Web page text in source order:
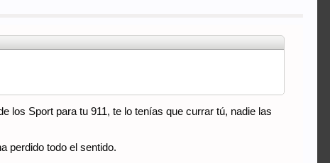
los Sport para tu 911, te lo tenías que currar tú, nadie las
perdido todo el sentido.